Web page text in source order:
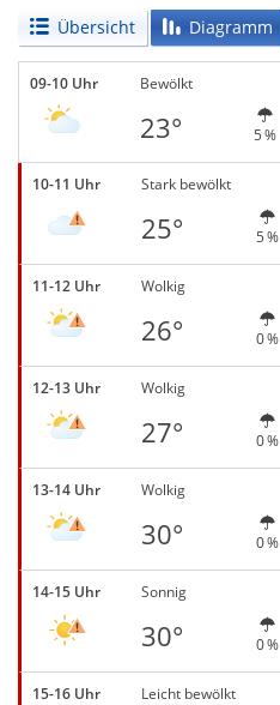
Übersicht Diagramm
09-10 Uhr Bewölkt
23° 5 %
10-11 Uhr Stark bewölkt
25° 5 %
11-12 Uhr Wolkig
26° 0 %
12-13 Uhr Wolkig
27° 0 %
13-14 Uhr Wolkig
30° 0 %
14-15 Uhr Sonnig
30° 0 %
15-16 Uhr Leicht bewölkt